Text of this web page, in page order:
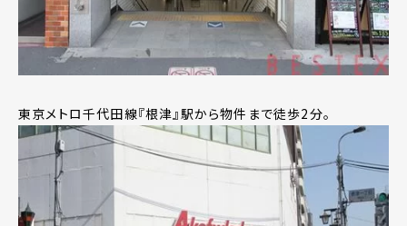
東京メトロ千代田線『根津』駅から物件まで徒歩2分。